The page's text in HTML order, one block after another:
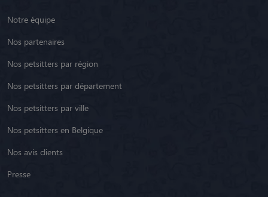
Notre équipe
Nos partenaires
Nos petsitters par région
Nos petsitters par département
Nos petsitters par ville
Nos petsitters en Belgique
Nos avis clients
Presse